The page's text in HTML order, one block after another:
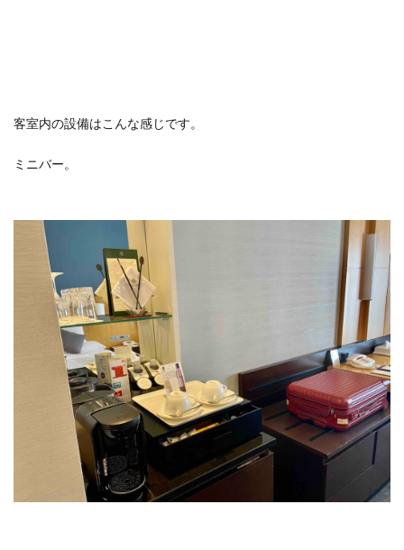
客室内の設備はこんな感じです。
ミニバー。